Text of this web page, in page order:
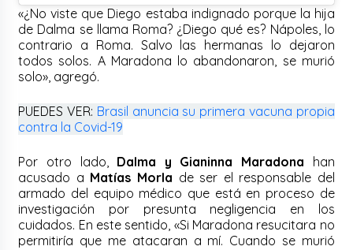
«¿No viste que Diego estaba indignado porque la hija
de Dalma se llama Roma? ¿Diego qué es? Nápoles, lo
contrario a Roma. Salvo las hermanas lo dejaron
todos solos. A Maradona lo abandonaron, se murió
solo», agregó.
PUEDES VER: Brasil anuncia su primera vacuna propia
contra la Covid-19
Por otro lado, Dalma y Gianinna Maradona han
acusado a Matías Morla de ser el responsable del
armado del equipo médico que está en proceso de
investigación por presunta negligencia en los
cuidados. En este sentido, «Si Maradona resucitara no
permitiría que me atacaran a mí. Cuando se murió